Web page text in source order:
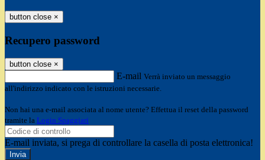
button close ×
Recupero password
button close ×
E-mail Verrà inviato un messaggio
all'indirizzo indicato con le istruzioni necessarie.
Non hai una e-mail associata al nome utente? Effettua il reset della password
tramite la Login Spaggiari
E-mail inviata, si prega di controllare la casella di posta elettronica!